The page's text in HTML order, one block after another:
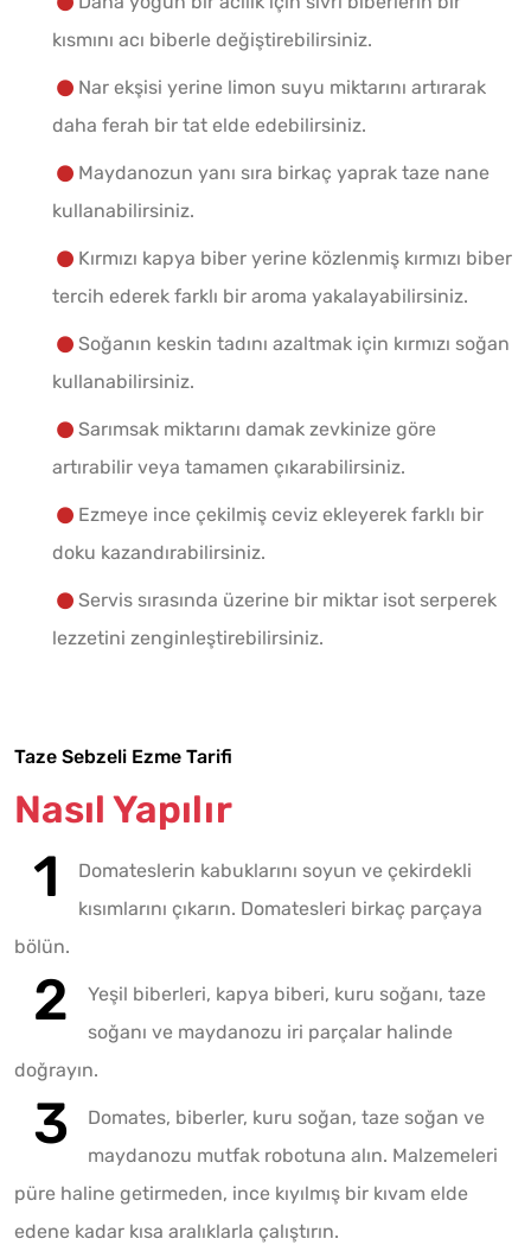
kısmını acı biberle değiştirebilirsiniz.
Nar ekşisi yerine limon suyu miktarını artırarak
daha ferah bir tat elde edebilirsiniz.
Maydanozun yanı sıra birkaç yaprak taze nane
kullanabilirsiniz.
Kırmızı kapya biber yerine közlenmiş kırmızı biber
tercih ederek farklı bir aroma yakalayabilirsiniz.
Soğanın keskin tadını azaltmak için kırmızı soğan
kullanabilirsiniz.
Sarımsak miktarını damak zevkinize göre
artırabilir veya tamamen çıkarabilirsiniz.
Ezmeye ince çekilmiş ceviz ekleyerek farklı bir
doku kazandırabilirsiniz.
Servis sırasında üzerine bir miktar isot serperek
lezzetini zenginleştirebilirsiniz.
Taze Sebzeli Ezme Tarifi
Nasıl Yapılır
Domateslerin kabuklarını soyun ve çekirdekli
kısımlarını çıkarın. Domatesleri birkaç parçaya
bölün.
Yeşil biberleri, kapya biberi, kuru soğanı, taze
soğanı ve maydanozu iri parçalar halinde
doğrayın.
Domates, biberler, kuru soğan, taze soğan ve
maydanozu mutfak robotuna alın. Malzemeleri
püre haline getirmeden, ince kıyılmış bir kıvam elde
edene kadar kısa aralıklarla çalıştırın.